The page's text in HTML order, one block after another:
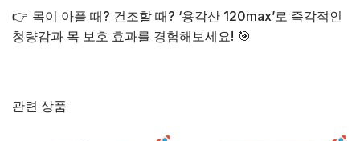
👉 목이 아플 때? 건조할 때? ‘용각산 120max’로 즉각적인
청량감과 목 보호 효과를 경험해보세요! 🎯
관련 상품